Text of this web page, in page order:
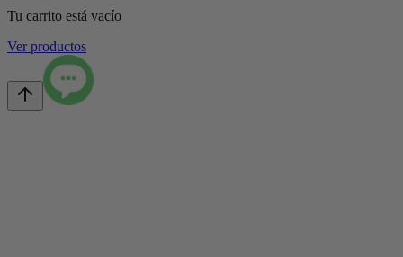
Tu carrito está vacío
Ver productos